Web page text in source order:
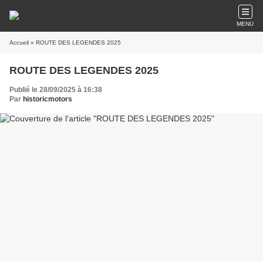
MENU
Accueil » ROUTE DES LEGENDES 2025
ROUTE DES LEGENDES 2025
Publié le 28/09/2025 à 16:38
Par historicmotors